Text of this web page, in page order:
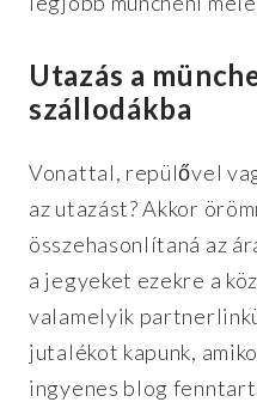
Utazás a
szállodákba
Vonattal, repülővel
az utazást? Akkor
összehasonlítaná az
a jegyeket ezekre a
valamelyik
jutalékot kapunk,
ingyenes blog